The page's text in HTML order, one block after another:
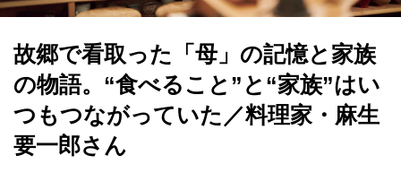
故郷で看取った「母」の記憶と家族
の物語。“食べること”と“家族”はい
つもつながっていた／料理家・麻生
要一郎さん